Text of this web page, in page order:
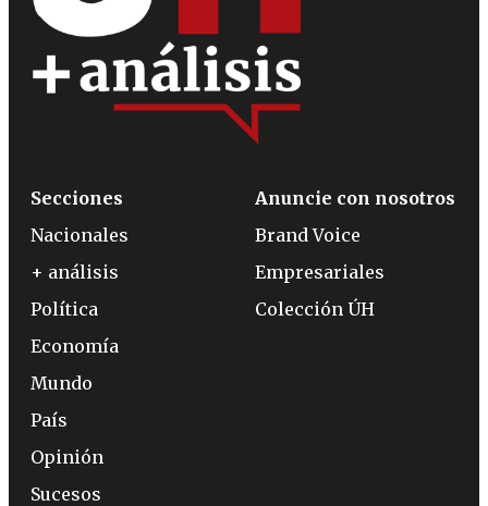
Secciones
Nacionales
+ análisis
Política
Economía
Mundo
País
Opinión
Sucesos
Anuncie con nosotros
Brand Voice
Empresariales
Colección ÚH